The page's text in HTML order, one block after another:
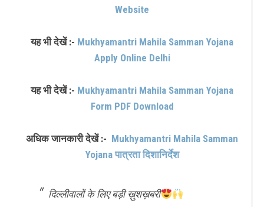
Website
यह भी देखें :- Mukhyamantri Mahila Samman Yojana
Apply Online Delhi
यह भी देखें :- Mukhyamantri Mahila Samman Yojana
Form PDF Download
अधिक जानकारी देखें :- Mukhyamantri Mahila Samman
Yojana पात्रता दिशानिर्देश
दिल्लीवालों के लिए बड़ी ख़ुशख़बरी